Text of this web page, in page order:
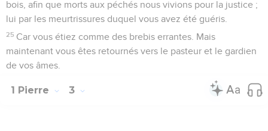
bois, afin que morts aux péchés nous vivions pour la justice ;
lui par les meurtrissures duquel vous avez été guéris.
25 Car vous étiez comme des brebis errantes. Mais
maintenant vous êtes retournés vers le pasteur et le gardien
de vos âmes.
1 Pierre 3